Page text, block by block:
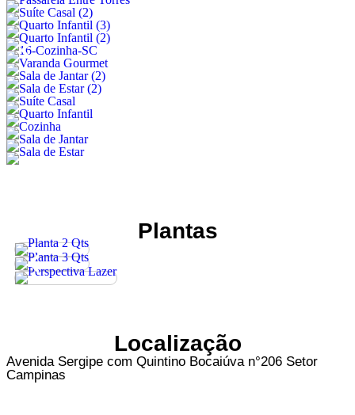
Plantas
Localização
Avenida Sergipe com Quintino Bocaiúva n°206 Setor
Campinas